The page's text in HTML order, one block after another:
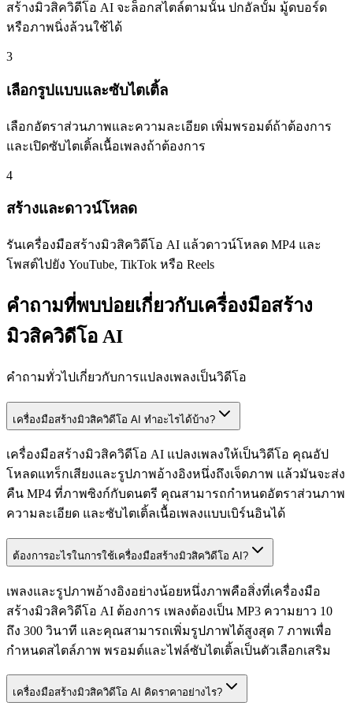
สร้างมิวสิควิดีโอ AI จะล็อกสไตล์ตามนั้น ปกอัลบั้ม มู้ดบอร์ด
หรือภาพนิ่งล้วนใช้ได้
3
เลือกรูปแบบและซับไตเติ้ล
เลือกอัตราส่วนภาพและความละเอียด เพิ่มพรอมต์ถ้าต้องการ
และเปิดซับไตเติ้ลเนื้อเพลงถ้าต้องการ
4
สร้างและดาวน์โหลด
รันเครื่องมือสร้างมิวสิควิดีโอ AI แล้วดาวน์โหลด MP4 และ
โพสต์ไปยัง YouTube, TikTok หรือ Reels
คำถามที่พบบ่อยเกี่ยวกับเครื่องมือสร้าง
มิวสิควิดีโอ AI
คำถามทั่วไปเกี่ยวกับการแปลงเพลงเป็นวิดีโอ
เครื่องมือสร้างมิวสิควิดีโอ AI ทำอะไรได้บ้าง?
เครื่องมือสร้างมิวสิควิดีโอ AI แปลงเพลงให้เป็นวิดีโอ คุณอัป
โหลดแทร็กเสียงและรูปภาพอ้างอิงหนึ่งถึงเจ็ดภาพ แล้วมันจะส่ง
คืน MP4 ที่ภาพซิงก์กับดนตรี คุณสามารถกำหนดอัตราส่วนภาพ
ความละเอียด และซับไตเติ้ลเนื้อเพลงแบบเบิร์นอินได้
ต้องการอะไรในการใช้เครื่องมือสร้างมิวสิควิดีโอ AI?
เพลงและรูปภาพอ้างอิงอย่างน้อยหนึ่งภาพคือสิ่งที่เครื่องมือ
สร้างมิวสิควิดีโอ AI ต้องการ เพลงต้องเป็น MP3 ความยาว 10
ถึง 300 วินาที และคุณสามารถเพิ่มรูปภาพได้สูงสุด 7 ภาพเพื่อ
กำหนดสไตล์ภาพ พรอมต์และไฟล์ซับไตเติ้ลเป็นตัวเลือกเสริม
เครื่องมือสร้างมิวสิควิดีโอ AI คิดราคาอย่างไร?